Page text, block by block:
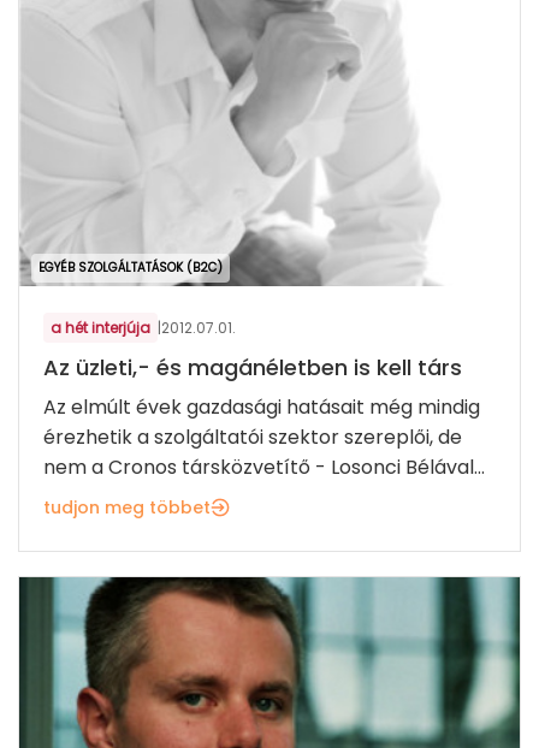
EGYÉB SZOLGÁLTATÁSOK (B2C)
a hét interjúja |2012.07.01.
Az üzleti,- és magánéletben is kell társ
Az elmúlt évek gazdasági hatásait még mindig
érezhetik a szolgáltatói szektor szereplői, de
nem a Cronos társközvetítő - Losonci Bélával...
tudjon meg többet